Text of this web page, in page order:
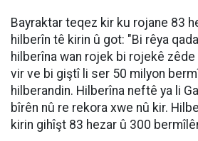
Bayraktar teqez kir ku rojane 83
hilberîn tê kirin û got: "Bi rêya
hilberîna wan rojek bi rojekê
vir ve bi giştî li ser 50 milyon
hilberandin. Hilberîna neftê ya li
bîrên nû re rekora xwe nû kir.
kirin gihîşt 83 hezar û 300